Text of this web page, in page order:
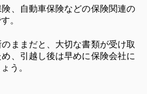
、自動車保険などの保険関連の
。
ままだと、大切な書類が受け取
、引越し後は早めに保険会社に
う。